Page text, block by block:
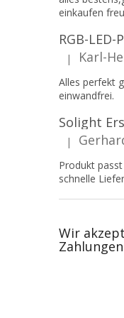
einkaufen
Die
| Karl-
Alles perfekt
einwandfrei.
Die
|
Produkt
schnelle
Wir
Zahlungen